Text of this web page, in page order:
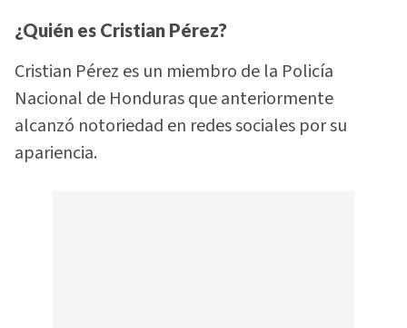
¿Quién es Cristian Pérez?
Cristian Pérez es un miembro de la Policía
Nacional de Honduras que anteriormente
alcanzó notoriedad en redes sociales por su
apariencia.